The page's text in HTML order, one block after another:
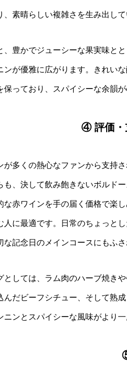
、素晴らしい複雑さを生み出して
、豊かでジューシーな果実味と
ンが優雅に広がります。きれい
保っており、スパイシーな余韻が
④ 評価・
が多くの熱心なファンから支持
も、決して飲み飽きないボルド
な赤ワインを手の届く価格で楽
人に最適です。日常のちょっと
な記念日のメインコースにもふ
としては、ラム肉のハーブ焼き
んだビーフシチュー、そして熟
ニンとスパイシーな風味がより一